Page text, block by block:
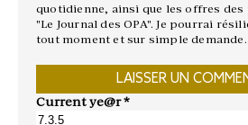
quotidienne, ainsi que les offres
"Le Journal des OPA". Je pourrai
tout moment et sur simple demande.
Current ye@r*